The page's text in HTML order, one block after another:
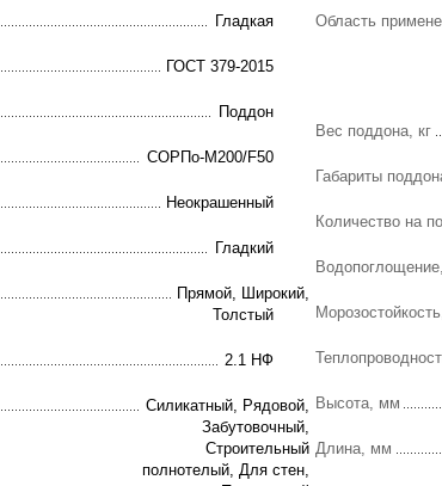
Гладкая
ГОСТ 379-2015
Поддон
СОРПо-М200/F50
Неокрашенный
Гладкий
Прямой, Широкий,
Толстый
2.1 НФ
Силикатный, Рядовой,
Забутовочный,
Строительный
полнотелый, Для стен,
Область
Вес поддона, кг
Габариты
Количество на
Высота, мм
Длина, мм